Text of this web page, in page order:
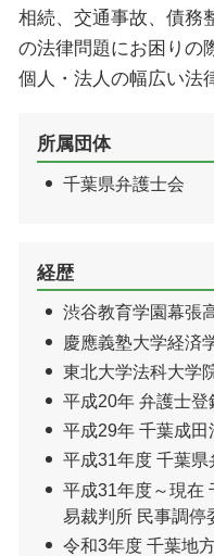
相続、交通事故、債務
の法律問題にお困りの
個人・法人の幅広い法
所属団体
千葉県弁護士会
経歴
渋谷教育学園幕張
慶應義塾大学経済
東北大学法科大学
平成20年 弁護士登
平成29年 千葉成田
平成31年度 千葉県
平成31年度～現在
易裁判所 民事調停
令和3年度 千葉地